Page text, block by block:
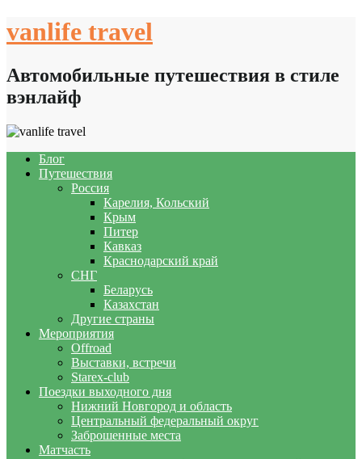
to
vanlife travel
Автомобильные путешествия в стиле
вэнлайф
Блог
Путешествия
Россия
Карелия, Кольский
Крым
Питер
Кавказ
Краснодарский край
СНГ
Беларусь
Казахстан
Другие страны
Мероприятия
Offroad
Выставки, встречи
Starex-club
Поездки выходного дня
Нижний Новгород и область
Центральный федеральный округ
Заброшенные места
Матчасть